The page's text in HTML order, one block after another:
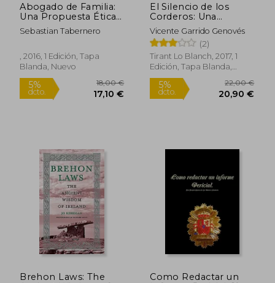
Abogado de Familia:
Una Propuesta Ética
Desde Viktor Frankl
Sebastian Tabernero
, 2016, 1 Edición, Tapa
Blanda, Nuevo
5%
dcto. 17,10 €
El Silencio de los
Corderos: Una
Exploración del mal
Vicente Garrido Genovés
(2)
Tirant Lo Blanch, 2017, 1
Edición, Tapa Blanda,
Nuevo
Rápido
Brehon Laws: The
Como Redactar un